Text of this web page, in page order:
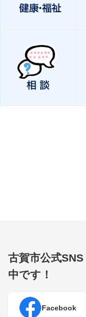
古賀市公式SNS
中です！
Facebook